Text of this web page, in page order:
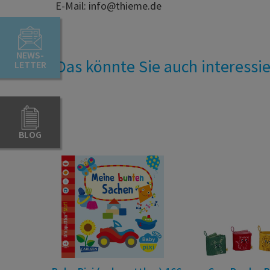
NEWS-
LETTER
BLOG
E-Mail: info@thieme.de
Das könnte Sie auch